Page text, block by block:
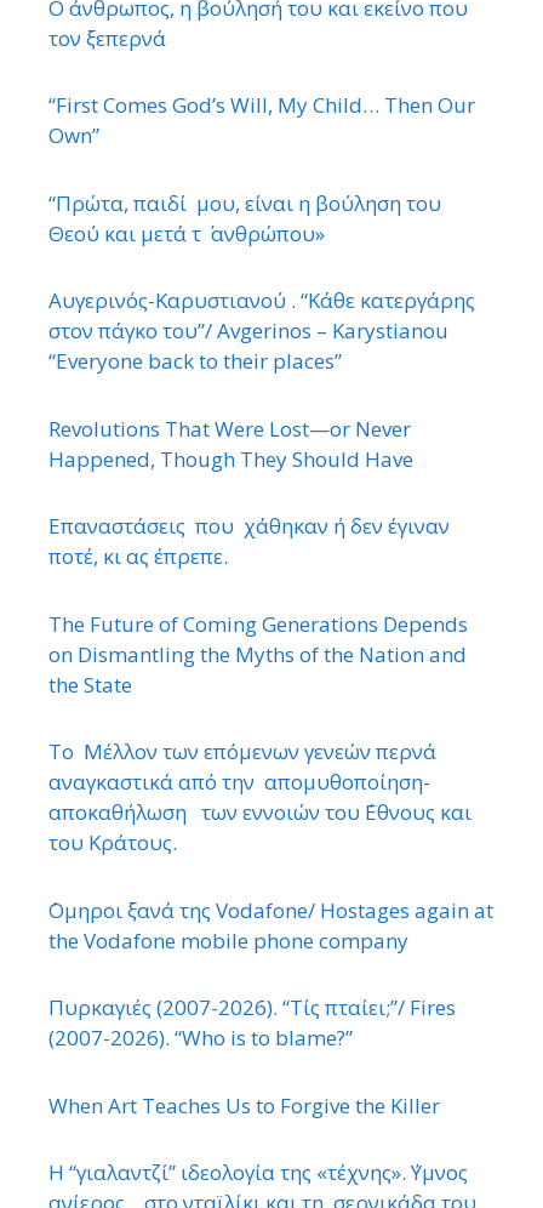
Ο άνθρωπος, η βούλησή του και εκείνο που
τον ξεπερνά
“First Comes God’s Will, My Child… Then Our
Own”
“Πρώτα, παιδί μου, είναι η βούληση του
Θεού και μετά τ ΄ ανθρώπου»
Αυγερινός-Καρυστιανού . “Κάθε κατεργάρης
στον πάγκο του”/ Avgerinos – Karystianou
“Εveryone back to their places”
Revolutions That Were Lost—or Never
Happened, Though They Should Have
Επαναστάσεις που χάθηκαν ή δεν έγιναν
ποτέ, κι ας έπρεπε.
The Future of Coming Generations Depends
on Dismantling the Myths of the Nation and
the State
Το Μέλλον των επόμενων γενεών περνά
αναγκαστικά από την απομυθοποίηση-
αποκαθήλωση των εννοιών του ΄Εθνους και
του Κράτους.
΄Ομηροι ξανά της Vodafone/ Hostages again at
the Vodafone mobile phone company
Πυρκαγιές (2007-2026). “Τίς πταίει;”/ Fires
(2007-2026). “Who is to blame?”
When Art Teaches Us to Forgive the Killer
Η “γιαλαντζί” ιδεολογία της «τέχνης». ΄Υμνος